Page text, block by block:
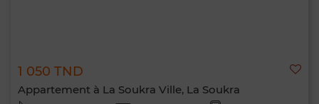
1 050 TND
Appartement à La Soukra Ville, La Soukra